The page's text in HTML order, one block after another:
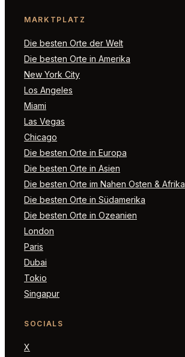
MARKTPLATZ
Die besten Orte der Welt
Die besten Orte in Amerika
New York City
Los Angeles
Miami
Las Vegas
Chicago
Die besten Orte in Europa
Die besten Orte in Asien
Die besten Orte im Nahen Osten & Afrika
Die besten Orte in Südamerika
Die besten Orte in Ozeanien
London
Paris
Dubai
Tokio
Singapur
SOCIALS
X